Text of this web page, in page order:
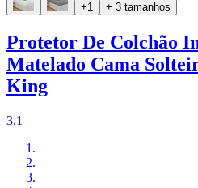
+1 + 3 tamanhos
Protetor De Colchão
Matelado Cama
King
3.1